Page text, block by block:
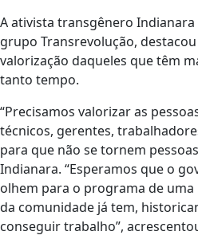
A ativista transgênero
grupo Transrevolução,
valorização daqueles que têm
tanto tempo.
“Precisamos valorizar as
técnicos, gerentes,
para que não se tornem
Indianara. “Esperamos que o
olhem para o programa de uma
da comunidade já tem,
conseguir trabalho”,